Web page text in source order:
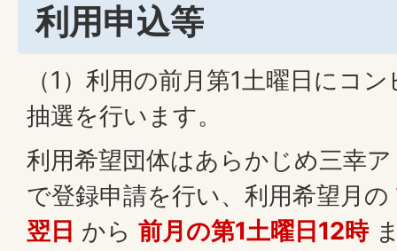
利用申込等
（1）利用の前月第1土曜日にコ
抽選を行います。
利用希望団体はあらかじめ三幸
で登録申請を行い、利用希望月の
翌日 から 前月の第1土曜日12時